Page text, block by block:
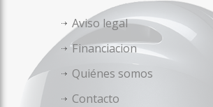
Aviso legal
Financiacion
Quiénes somos
Contacto